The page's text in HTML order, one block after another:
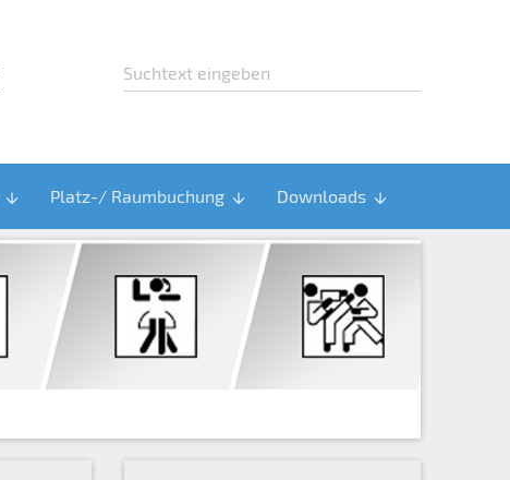
arrow_downward Platz-/ Raumbuchung arrow_downward Downloads arrow_downward